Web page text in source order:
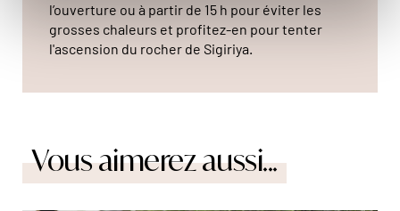
l’ouverture ou à partir de 15 h pour éviter les
grosses chaleurs et profitez-en pour tenter
l'ascension du rocher de Sigiriya.
Vous aimerez aussi...